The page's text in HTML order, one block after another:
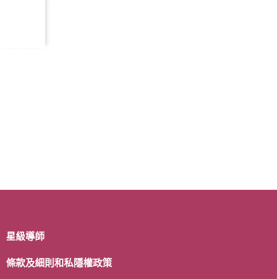
星級導師
條款及細則和私隱權政策